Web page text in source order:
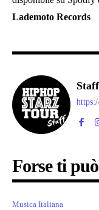
Lademoto Records
Staff
Forse ti
Musica Italiana